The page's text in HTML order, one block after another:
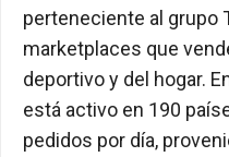
perteneciente al grupo
marketplaces que
deportivo y del hogar.
está activo en 190
pedidos por día,